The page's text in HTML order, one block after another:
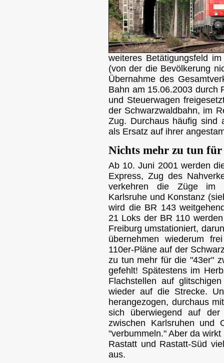
weiteres Betätigungsfeld
(von der die Bevölkerung
Übernahme des
Bahn am 15.06.2003 durch
und Steuerwagen
der Schwarzwaldbahn, im
Zug. Durchaus häufig sind
als Ersatz auf ihrer
Nichts mehr zu tun für
Ab 10. Juni 2001 werden
Express, Zug des
verkehren die Züge im
Karlsruhe und Konstanz
wird die BR 143
21 Loks der BR 110
Freiburg umstationiert,
übernehmen wiederum
110er-Pläne auf der
zu tun mehr für die "43er"
gefehlt! Spätestens im
Flachstellen auf
wieder auf die Strecke.
herangezogen, durchaus
sich überwiegend auf
zwischen Karlsruhen und
"verbummeln." Aber da
Rastatt und Rastatt-Süd
aus.